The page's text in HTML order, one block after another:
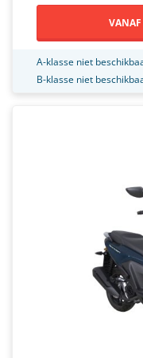
A-klasse niet
B-klasse niet